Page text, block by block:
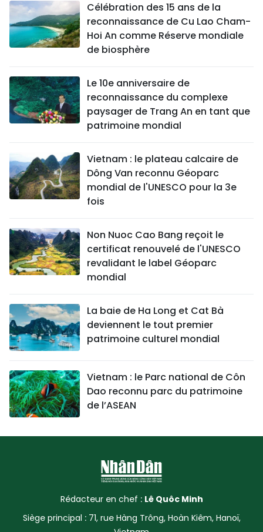
Célébration des 15 ans de la
reconnaissance de Cu Lao Cham-
Hoi An comme Réserve mondiale
de biosphère
Le 10e anniversaire de
reconnaissance du complexe
paysager de Trang An en tant que
patrimoine mondial
Vietnam : le plateau calcaire de
Dông Van reconnu Géoparc
mondial de l'UNESCO pour la 3e
fois
Non Nuoc Cao Bang reçoit le
certificat renouvelé de l'UNESCO
revalidant le label Géoparc
mondial
La baie de Ha Long et Cat Bà
deviennent le tout premier
patrimoine culturel mondial
Vietnam : le Parc national de Côn
Dao reconnu parc du patrimoine
de l’ASEAN
Rédacteur en chef : Lê Quôc Minh
Siège principal : 71, rue Hàng Trông, Hoàn Kiêm, Hanoï,